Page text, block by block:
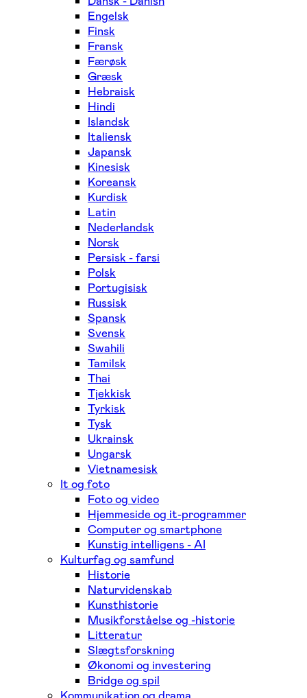
Engelsk
Finsk
Fransk
Færøsk
Græsk
Hebraisk
Hindi
Islandsk
Italiensk
Japansk
Kinesisk
Koreansk
Kurdisk
Latin
Nederlandsk
Norsk
Persisk - farsi
Polsk
Portugisisk
Russisk
Spansk
Svensk
Swahili
Tamilsk
Thai
Tjekkisk
Tyrkisk
Tysk
Ukrainsk
Ungarsk
Vietnamesisk
It og foto
Foto og video
Hjemmeside og it-programmer
Computer og smartphone
Kunstig intelligens - AI
Kulturfag og samfund
Historie
Naturvidenskab
Kunsthistorie
Musikforståelse og -historie
Litteratur
Slægtsforskning
Økonomi og investering
Bridge og spil